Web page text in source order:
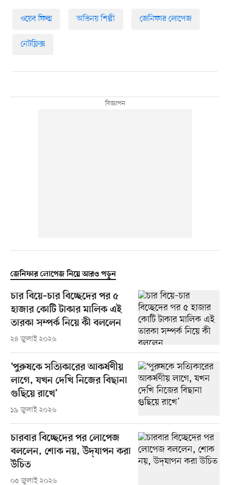
ওয়েব ফিল্ম অভিনয় শিল্পী জেনিফার লোপেজ
নেটফ্লিক্স
জেনিফার লোপেজ নিয়ে আরও পড়ুন
চার বিয়ে–চার বিচ্ছেদের পর ৫
হাজার কোটি টাকার মালিক এই
তারকা সম্পর্ক নিয়ে কী বললেন
২৪ জুলাই ২০২৬
‘পুরুষকে সত্যিকারের আকর্ষণীয়
লাগে, যখন দেখি নিজের বিছানা
গুছিয়ে রাখে’
১৯ জুলাই ২০২৬
চারবার বিচ্ছেদের পর লোপেজ
বললেন, শোক নয়, উদ্‌যাপন করা
উচিত
০৫ জুলাই ২০২৬